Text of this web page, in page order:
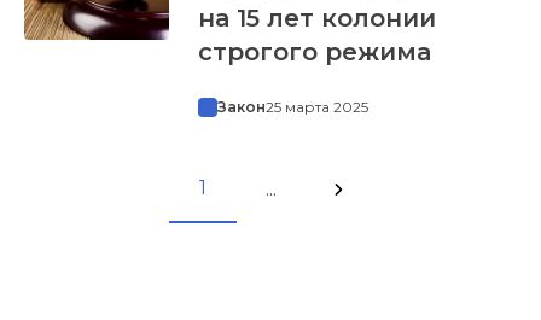
на 15 лет колонии
строгого режима
Закон25 марта 2025
1 ...